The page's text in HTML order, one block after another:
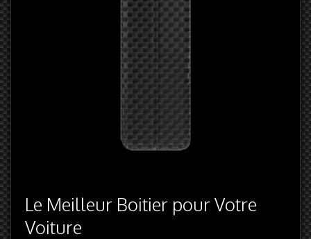
Le Meilleur Boitier pour Votre
Voiture